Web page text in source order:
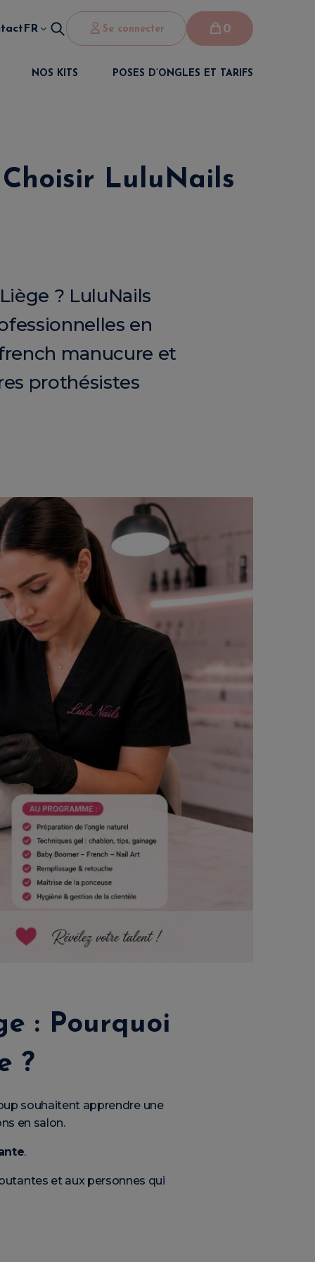
FR Se connecter 0
NOS KITS POSES D’ONGLES ET TARIFS
LuluNails
? LuluNails
en
manucure et
prothésistes
: Pourquoi
?
souhaitent apprendre une
en salon.
.
et aux personnes qui